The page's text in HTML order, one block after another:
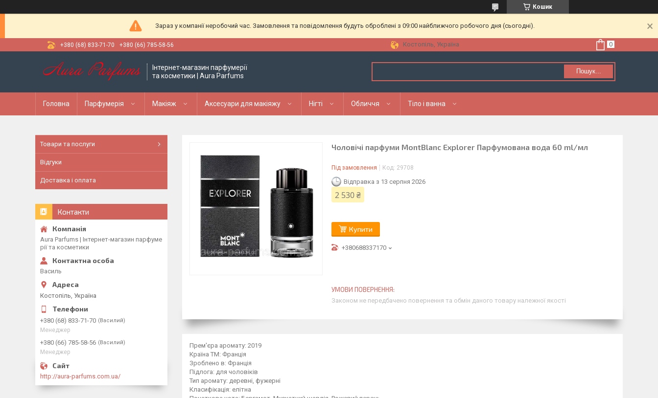
Кошик
Зараз у компанії неробочий час. Замовлення та повідомлення будуть оброблені з 09:00 найближчого робочого дня (сьогодні).
+380 (68) 833-71-70 +380 (66) 785-58-56 Костопіль, Україна
Інтернет-магазин парфумерії
та косметики | Aura Parfums
Пошук...
Головна Парфумерія Макіяж Аксесуари для макіяжу Нігті Обличчя Тіло і ванна
Чоловічі парфуми MontBlanc Explorer Парфумована вода 60 ml/мл
Під замовлення Код: 29708
Відправка з 13 серпня 2026
2 530 ₴
Купити
+380688337170
Законом не передбачено повернення та обмін даного товару належної якості
Прем'єра аромату: 2019
Країна ТМ: Франція
Зроблено в: Франція
Підлога: для чоловіків
Тип аромату: деревні, фужерні
Класифікація: елітна
Товари та послуги
Відгуки
Доставка і оплата
Контакти
Aura Parfums | Інтернет-магазин парфуме
рії та косметики
Василь
Костопіль, Україна
+380 (68) 833-71-70 Василий
Менеджер
+380 (66) 785-58-56 Василий
Менеджер
http://aura-parfums.com.ua/